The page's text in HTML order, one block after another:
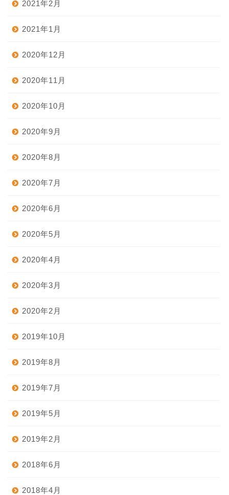
2021年2月
2021年1月
2020年12月
2020年11月
2020年10月
2020年9月
2020年8月
2020年7月
2020年6月
2020年5月
2020年4月
2020年3月
2020年2月
2019年10月
2019年8月
2019年7月
2019年5月
2019年2月
2018年6月
2018年4月